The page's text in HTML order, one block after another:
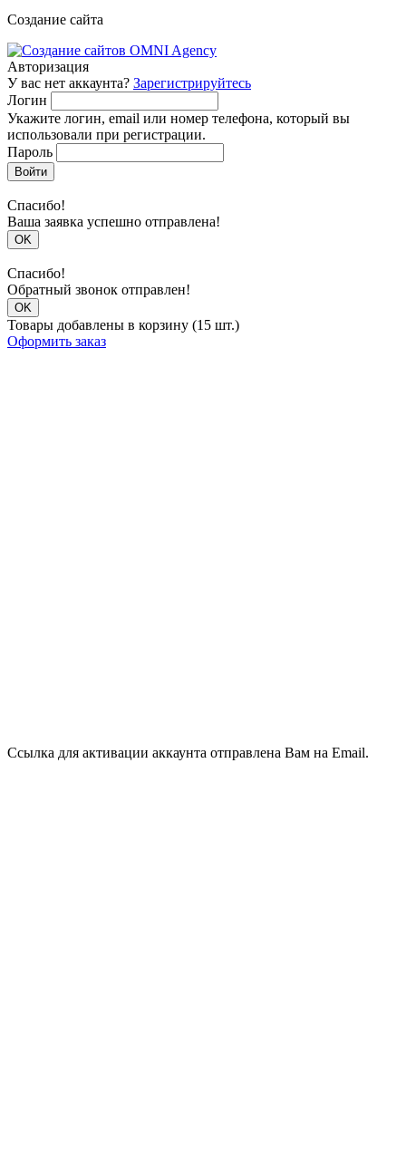
Создание сайта
Авторизация
У вас нет аккаунта? Зарегистрируйтесь
Логин
Укажите логин, email или номер телефона, который вы
использовали при регистрации.
Пароль
Войти
Спасибо!
Ваша заявка успешно отправлена!
OK
Спасибо!
Обратный звонок отправлен!
OK
Товары добавлены в корзину (15 шт.)
Оформить заказ
Ссылка для активации аккаунта отправлена Вам на Email.